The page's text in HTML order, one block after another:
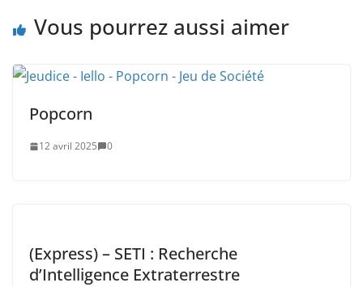
Vous pourrez aussi aimer
Popcorn
12 avril 2025 0
(Express) – SETI : Recherche
d’Intelligence Extraterrestre